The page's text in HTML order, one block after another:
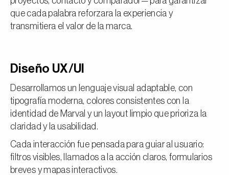
que cada palabra reforzara la experiencia y
transmitiera el valor de la marca.
Diseño UX/UI
Desarrollamos un lenguaje visual adaptable, con
tipografía moderna, colores consistentes con la
identidad de Marval y un layout limpio que prioriza la
claridad y la usabilidad.
Cada interacción fue pensada para guiar al usuario:
filtros visibles, llamados a la acción claros, formularios
breves y mapas interactivos.